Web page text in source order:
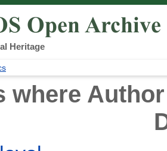
Heritage
where